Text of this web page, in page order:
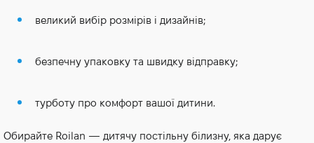
великий вибір розмірів і дизайнів;
безпечну упаковку та швидку відправку;
турботу про комфорт вашої дитини.
Обирайте Roilan — дитячу постільну білизну, яка дарує